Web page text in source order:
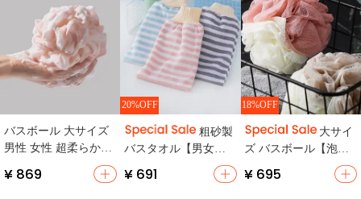
バスボール 大サイズ
男性 女性 超柔らかい
散らばらない 背中を
こする 用
¥ 869
20%OFF
粗砂製
バスタオル【男女兼
用・背中洗い用・強
力洗浄・家庭用】
¥ 691
18%OFF
大サイ
ズ バスボール【泡立
ち良好・可愛いバス
フラワー・背中の洗
¥ 695